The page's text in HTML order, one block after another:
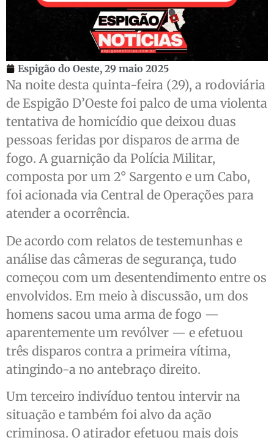
Espigão do Oeste, 29 maio 2025
Na noite desta quinta-feira (29), a rodoviária
de Espigão D’Oeste foi palco de uma violenta
tentativa de homicídio que deixou duas
pessoas feridas por disparos de arma de
fogo. A guarnição da Polícia Militar,
composta por um 2° Sargento e um Cabo,
foi acionada via Central de Operações para
atender a ocorrência.
De acordo com relatos de testemunhas e
análise das câmeras de segurança, tudo
começou com um desentendimento entre os
envolvidos. Em meio à discussão, um dos
homens sacou uma arma de fogo —
aparentemente um revólver — e efetuou
três disparos contra a primeira vítima,
atingindo-a no antebraço direito.
Um terceiro indivíduo tentou intervir na
situação e também foi alvo da ação
criminosa. O atirador efetuou mais dois